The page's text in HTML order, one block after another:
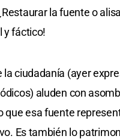
la fuente o
y fáctico!
la ciudadanía (ayer
aluden con
que esa fuente
Es también lo